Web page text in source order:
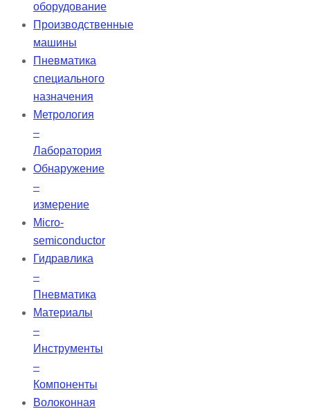
оборудование
Производственные
машины
Пневматика
специального
назначения
Метрология
–
Лаборатория
Обнаружение
–
измерение
Micro-
semiconductor
Гидравлика
–
Пневматика
Материалы
–
Инструменты
–
Компоненты
Волоконная